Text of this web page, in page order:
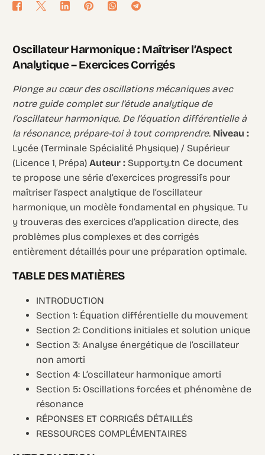
Oscillateur Harmonique : Maîtriser l’Aspect
Analytique – Exercices Corrigés
Plonge au cœur des oscillations mécaniques avec
notre guide complet sur l’étude analytique de
l’oscillateur harmonique. De l’équation différentielle à
la résonance, prépare-toi à tout comprendre. Niveau :
Lycée (Terminale Spécialité Physique) / Supérieur
(Licence 1, Prépa)Auteur : Supporty.tn Ce document
te propose une série d’exercices progressifs pour
maîtriser l’aspect analytique de l’oscillateur
harmonique, un modèle fondamental en physique. Tu
y trouveras des exercices d’application directe, des
problèmes plus complexes et des corrigés
entièrement détaillés pour une préparation optimale.
TABLE DES MATIÈRES
INTRODUCTION
Section 1: Équation différentielle du mouvement
Section 2: Conditions initiales et solution unique
Section 3: Analyse énergétique de l’oscillateur
non amorti
Section 4: L’oscillateur harmonique amorti
Section 5: Oscillations forcées et phénomène de
résonance
RÉPONSES ET CORRIGÉS DÉTAILLÉS
RESSOURCES COMPLÉMENTAIRES